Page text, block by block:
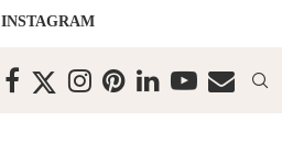
INSTAGRAM